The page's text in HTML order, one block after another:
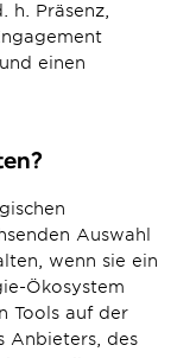
h. Präsenz,
einen
Auswahl
wenn sie ein
Ökosystem
Tools auf der
Anbieters, des